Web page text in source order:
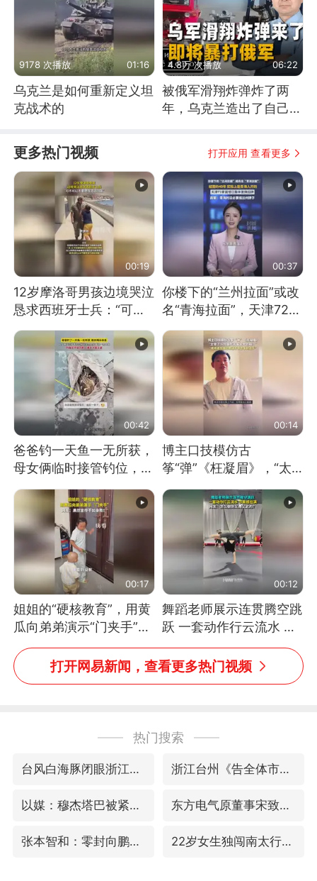
9178 次播放 01:16
乌克兰是如何重新定义坦
克战术的
4.8万 次播放 06:22
被俄军滑翔炸弹炸了两
年，乌克兰造出了自己
更多热门视频 打开应用 查看更多
00:19
12岁摩洛哥男孩边境哭泣
恳求西班牙士兵：“可不
可以不要把我遣返回国”
00:37
你楼下的“兰州拉面”或改
名“青海拉面”，天津72家
面馆已集体更换招牌
00:42
爸爸钓一天鱼一无所获，
母女俩临时接管钓位，用
玩具鱼竿钓上大鱼
00:14
博主口技模仿古
筝“弹”《枉凝眉》，“太
像了～你是吃古筝长大的
吗？”“或将成为首位考级
不带古筝的选手。”（来
源：新华每日电讯）
00:17
姐姐的“硬核教育”，用黄
瓜向弟弟演示“门夹手”，
网友：果然言传不如身
教！
00:12
舞蹈老师展示连贯腾空跳
跃 一套动作行云流水 节
奏感拉满 网友：怎么做
到又舞又武的？
打开网易新闻，查看更多热门视频
热门搜索
台风白海豚闭眼浙江上海处于危险半圆 浙江台州《告全体市民书》
以媒：穆杰塔巴被紧急送医情况危急 东方电气原董事宋致远被查
张本智和：零封向鹏不意外 22岁女生独闯南太行失联12天